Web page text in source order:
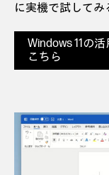
に実機で試してみ
Windows 11の
こちら